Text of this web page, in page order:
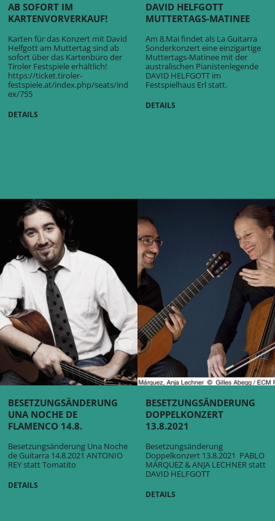
AB SOFORT IM
KARTENVORVERKAUF!
Karten für das Konzert mit David
Helfgott am Muttertag sind ab
sofort über das Kartenbüro der
Tiroler Festspiele erhältlich!
https://ticket.tiroler-
festspiele.at/index.php/seats/ind
ex/755
DETAILS
DAVID HELFGOTT
MUTTERTAGS-MATINEE
Am 8.Mai findet als La Guitarra
Sonderkonzert eine einzigartige
Muttertags-Matinee mit der
australischen Pianistenlegende
DAVID HELFGOTT im
Festspielhaus Erl statt.
DETAILS
BESETZUNGSÄNDERUNG
UNA NOCHE DE
FLAMENCO 14.8.
Besetzungsänderung Una Noche
de Guitarra 14.8.2021 ANTONIO
REY statt Tomatito
DETAILS
BESETZUNGSÄNDERUNG
DOPPELKONZERT
13.8.2021
Besetzungsänderung
Doppelkonzert 13.8.2021 PABLO
MÁRQUEZ & ANJA LECHNER statt
DAVID HELFGOTT
DETAILS